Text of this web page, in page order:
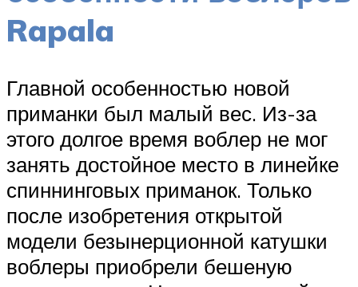
Rapala
Главной особенностью новой
приманки был малый вес. Из-за
этого долгое время воблер не мог
занять достойное место в линейке
спиннинговых приманок. Только
после изобретения открытой
модели безынерционной катушки
воблеры приобрели бешеную